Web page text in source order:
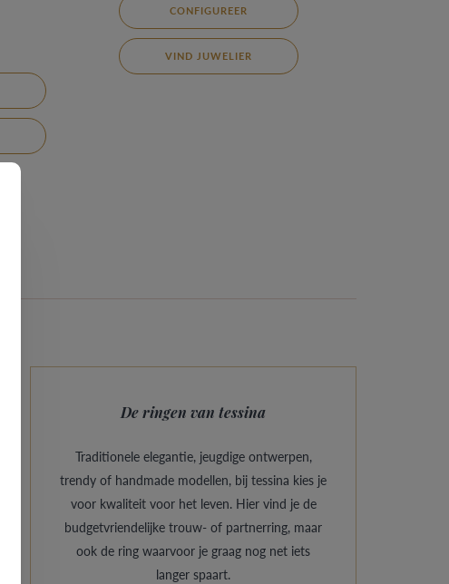
CONFIGUREER
VIND JUWELIER
De ringen van tessina
Traditionele elegantie, jeugdige ontwerpen,
trendy of handmade modellen, bij tessina kies je
voor kwaliteit voor het leven. Hier vind je de
budgetvriendelijke trouw- of partnerring, maar
ook de ring waarvoor je graag nog net iets
langer spaart.